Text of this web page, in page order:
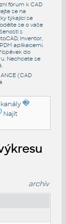
fórum k CAD
se na
týkající se
se o vaše
s
Inventor,
aplikacemi.
do
. Nechcete se
.
(CAD
kanály
Najít
archiv